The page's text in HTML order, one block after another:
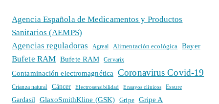
Agencia Española de Medicamentos y Productos
Sanitarios (AEMPS)
Agencias reguladoras
Agreal Alimentación ecológica Bayer
Bufete RAM Bufete RAM Cervarix
Contaminación electromagnética Coronavirus Covid-19
Crianza natural Cáncer Electrosensibilidad Ensayos clínicos Essure
Gardasil GlaxoSmithKline (GSK) Gripe Gripe A